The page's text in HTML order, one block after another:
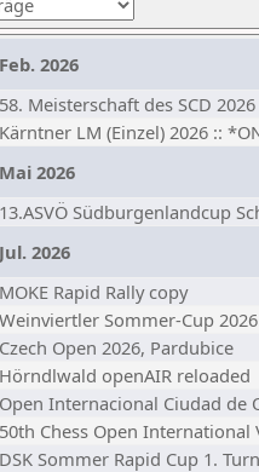
Feb. 2026
58. Meisterschaft des SCD 2026
Kärntner LM (Einzel) 2026 ::
Mai 2026
13.ASVÖ Südburgenlandcup
Jul. 2026
MOKE Rapid Rally copy
Weinviertler Sommer-Cup 2026
Czech Open 2026, Pardubice
Hörndlwald openAIR reloaded
Open Internacional Ciudad de
50th Chess Open International
DSK Sommer Rapid Cup 1.